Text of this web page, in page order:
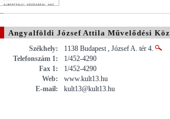
Angyalföldi József Attila Művelődési
Székhely:
1138 Budapest , József A. tér 4.
Telefonszám 1:
1/452-4290
Fax 1:
1/452-4290
Web:
www.kult13.hu
E-mail:
kult13@kult13.hu